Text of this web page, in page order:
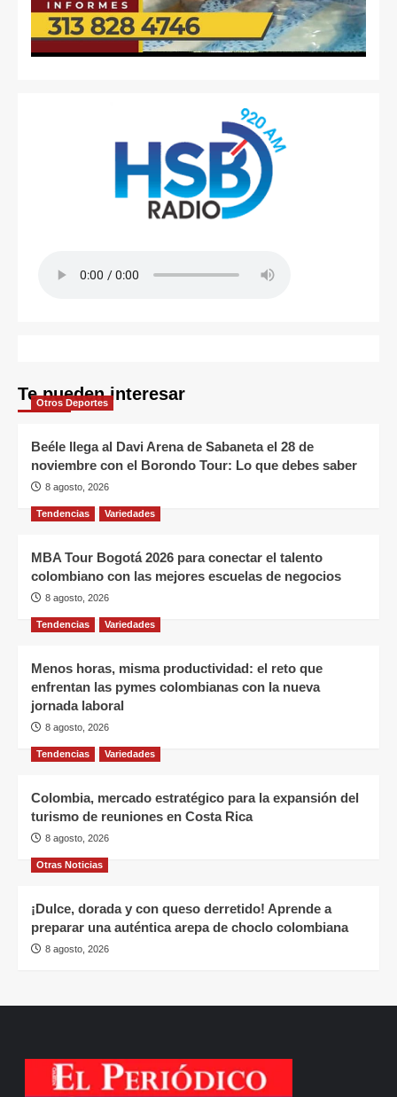
Te pueden interesar
Otros Deportes
Beéle llega al Davi Arena de Sabaneta el 28 de
noviembre con el Borondo Tour: Lo que debes saber
8 agosto, 2026
Tendencias Variedades
MBA Tour Bogotá 2026 para conectar el talento
colombiano con las mejores escuelas de negocios
8 agosto, 2026
Tendencias Variedades
Menos horas, misma productividad: el reto que
enfrentan las pymes colombianas con la nueva
jornada laboral
8 agosto, 2026
Tendencias Variedades
Colombia, mercado estratégico para la expansión del
turismo de reuniones en Costa Rica
8 agosto, 2026
Otras Noticias
¡Dulce, dorada y con queso derretido! Aprende a
preparar una auténtica arepa de choclo colombiana
8 agosto, 2026